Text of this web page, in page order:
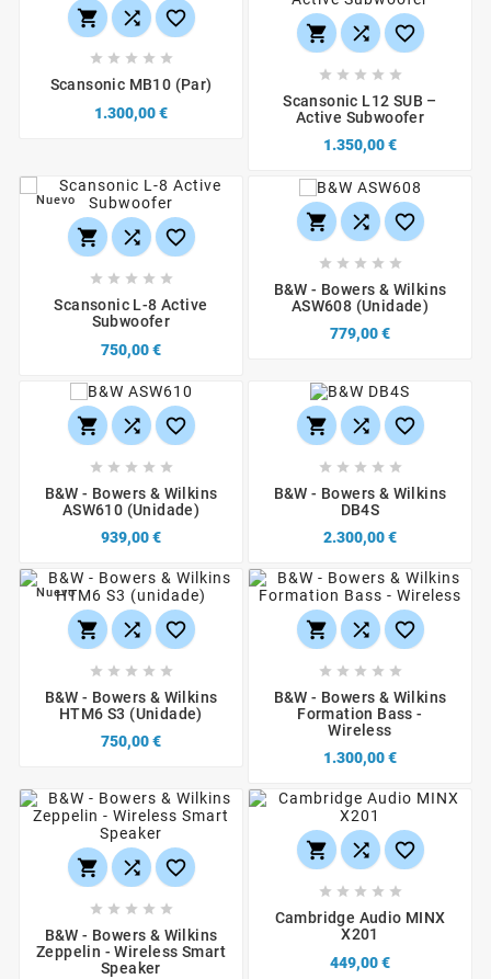
  
    
Scansonic MB10 (par)
1.300,00 €
  
    
Scansonic L12 SUB –
Active Subwoofer
1.350,00 €
Nuevo
  
    
Scansonic L-8 Active
Subwoofer
750,00 €
  
    
B&W - Bowers & Wilkins
ASW608 (unidade)
779,00 €
  
    
B&W - Bowers & Wilkins
ASW610 (unidade)
939,00 €
  
    
B&W - Bowers & Wilkins
DB4S
2.300,00 €
Nuevo
  
    
B&W - Bowers & Wilkins
HTM6 S3 (unidade)
750,00 €
  
    
B&W - Bowers & Wilkins
Formation Bass -
Wireless
1.300,00 €
  
    
B&W - Bowers & Wilkins
Zeppelin - Wireless Smart
Speaker
  
    
Cambridge Audio MINX
X201
449,00 €